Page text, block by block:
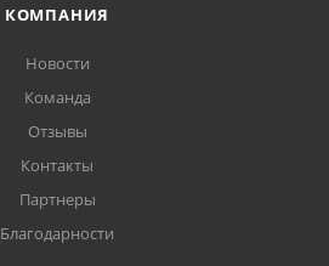
КОМПАНИЯ
Новости
Команда
Отзывы
Контакты
Партнеры
Благодарности